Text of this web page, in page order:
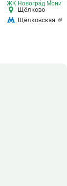
ЖК Новоград
Щёлково
Щёлковская